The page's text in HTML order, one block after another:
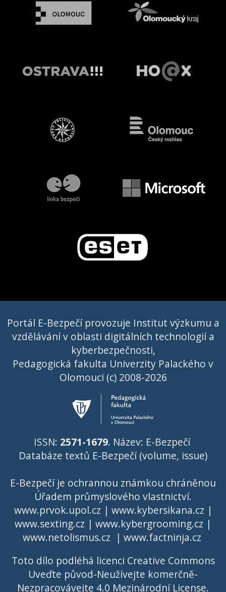
Portál E-Bezpečí provozuje Institut výzkumu a
vzdělávání v oblasti digitálních technologií a
kyberbezpečnosti,
Pedagogická fakulta Univerzity Palackého v
Olomouci (c) 2008-2026
ISSN: 2571-1679. Název: E-Bezpečí
Databáze textů E-Bezpečí (volume, issue)
E-Bezpečí je ochrannou známkou chráněnou
Úřadem průmyslového vlastnictví.
www.prvok.upol.cz | www.kybersikana.cz |
www.sexting.cz | www.kybergrooming.cz |
www.netolismus.cz | www.factninja.cz
Toto dílo podléhá licenci Creative Commons
Uveďte původ-Neužívejte komerčně-
Nezpracovávejte 4.0 Mezinárodní License.